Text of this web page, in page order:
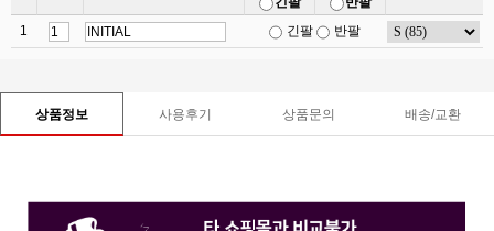
1
긴팔 반팔
상품정보 사용후기 상품문의 배송/교환